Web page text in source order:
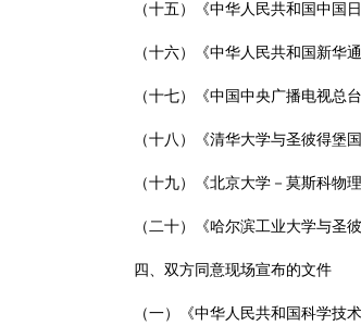
（十五）《中华人民共和国中国
（十六）《中华人民共和国新华
（十七）《中国中央广播电视总
（十八）《清华大学与圣彼得堡
（十九）《北京大学－莫斯科物
（二十）《哈尔滨工业大学与圣
四、双方同意现场宣布的文件
（一）《中华人民共和国科学技